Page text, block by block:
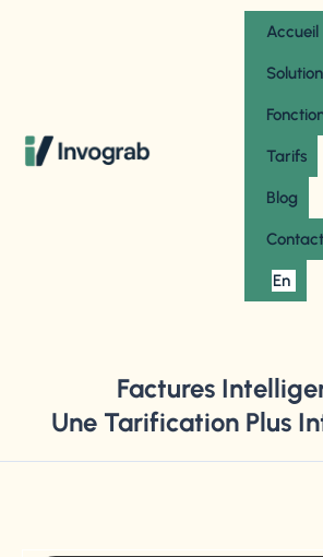
Accueil
Tarifs
Blog
Contact
En
Factures
Une Tarification Plus